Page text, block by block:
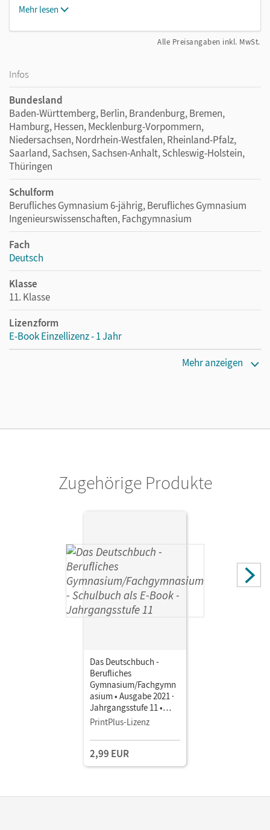
Mehr lesen
Alle Preisangaben inkl. MwSt.
Infos
Bundesland
Baden-Württemberg, Berlin, Brandenburg, Bremen,
Hamburg, Hessen, Mecklenburg-Vorpommern,
Niedersachsen, Nordrhein-Westfalen, Rheinland-Pfalz,
Saarland, Sachsen, Sachsen-Anhalt, Schleswig-Holstein,
Thüringen
Schulform
Berufliches Gymnasium 6-jährig, Berufliches Gymnasium
Ingenieurswissenschaften, Fachgymnasium
Fach
Deutsch
Klasse
11. Klasse
Lizenzform
E-Book Einzellizenz - 1 Jahr
Privatpersonen, die nur mit dem E-Book arbeiten.
Herausgeber/-in
Schulz-Hamann, Martina; Schappert, Petra; Ansel-
Röhrleef, Kerstin; Geißler, Kirsten-Alexandra; Schepers,
Bernhard; Matkovic, Daniela; Strübe, Thorsten;
Heringhaus, Ralf; Sieber, Bettina; Widmaier, Sigrid; Deck,
Mehr anzeigen
Zugehörige Produkte
Das Deutschbuch -
Berufliches
Gymnasium/Fachgymn
asium • Ausgabe 2021 ·
Jahrgangsstufe 11 •
Schulbuch als E-Book
PrintPlus-Lizenz
2,99 EUR